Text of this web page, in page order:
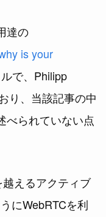
達の
is your
で、Philipp
り、当該記事の中
べられていない点
えるアクティブ
にWebRTCを利